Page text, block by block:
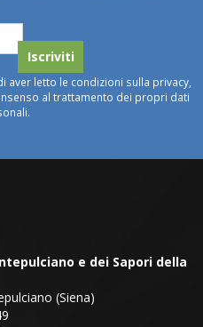
letto le condizioni sulla privacy,
al trattamento dei propri dati
e dei Sapori della
(Siena)